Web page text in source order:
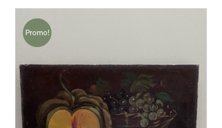
Promo!